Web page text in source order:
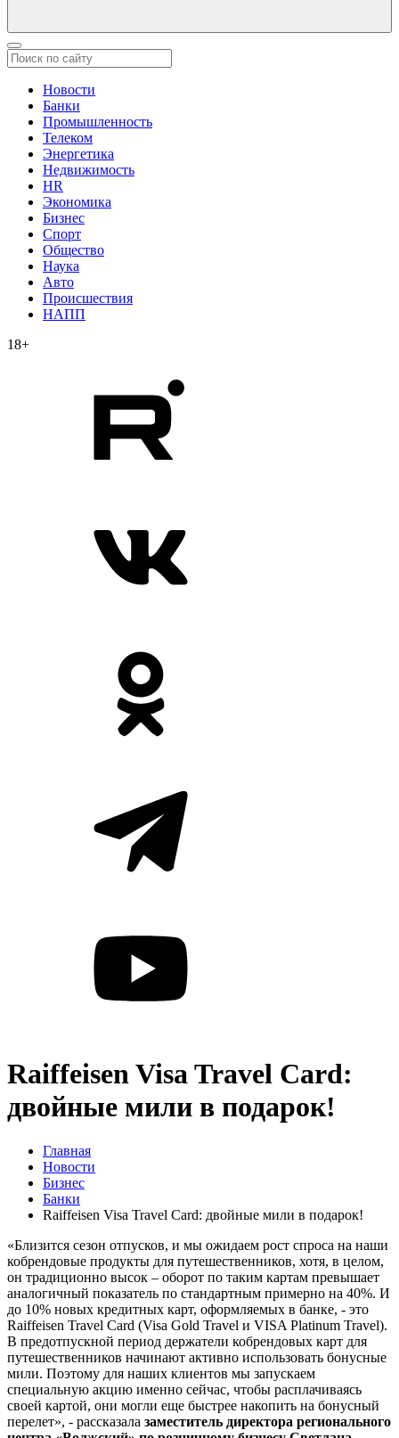
Новости
Банки
Промышленность
Телеком
Энергетика
Недвижимость
HR
Экономика
Бизнес
Спорт
Общество
Наука
Авто
Происшествия
НАПП
18+
Raiffeisen Visa Travel Card:
двойные мили в подарок!
Главная
Новости
Бизнес
Банки
Raiffeisen Visa Travel Card: двойные мили в подарок!
«Близится сезон отпусков, и мы ожидаем рост спроса на наши
кобрендовые продукты для путешественников, хотя, в целом,
он традиционно высок – оборот по таким картам превышает
аналогичный показатель по стандартным примерно на 40%. И
до 10% новых кредитных карт, оформляемых в банке, - это
Raiffeisen Travel Card (Visa Gold Travel и VISA Platinum Travel).
В предотпускной период держатели кобрендовых карт для
путешественников начинают активно использовать бонусные
мили. Поэтому для наших клиентов мы запускаем
специальную акцию именно сейчас, чтобы расплачиваясь
своей картой, они могли еще быстрее накопить на бонусный
перелет», - рассказала заместитель директора регионального